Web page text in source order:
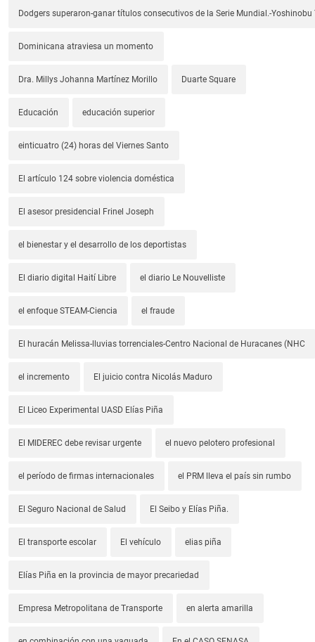
Dodgers superaron-ganar títulos consecutivos de la Serie Mundial.-
Dominicana atraviesa un momento
Dra. Millys Johanna Martínez Morillo Duarte Square
Educación educación superior
einticuatro (24) horas del Viernes Santo
El artículo 124 sobre violencia doméstica
El asesor presidencial Frinel Joseph
el bienestar y el desarrollo de los deportistas
El diario digital Haití Libre el diario Le Nouvelliste
el enfoque STEAM-Ciencia el fraude
El huracán Melissa-lluvias torrenciales-Centro Nacional de Huracanes (NHC
el incremento El juicio contra Nicolás Maduro
El Liceo Experimental UASD Elías Piña
El MIDEREC debe revisar urgente el nuevo pelotero profesional
el período de firmas internacionales el PRM lleva el país sin rumbo
El Seguro Nacional de Salud El Seibo y Elías Piña.
El transporte escolar El vehículo elias piña
Elías Piña en la provincia de mayor precariedad
Empresa Metropolitana de Transporte en alerta amarilla